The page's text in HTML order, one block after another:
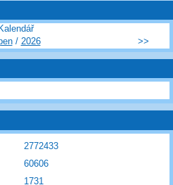
Kalendář
/ 2026 >>
2772433
60606
1731